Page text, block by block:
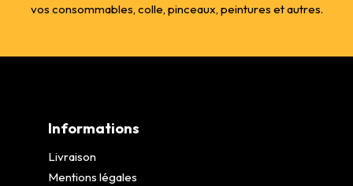
vos consommables, colle, pinceaux, peintures et autres.
Informations
Livraison
Mentions légales